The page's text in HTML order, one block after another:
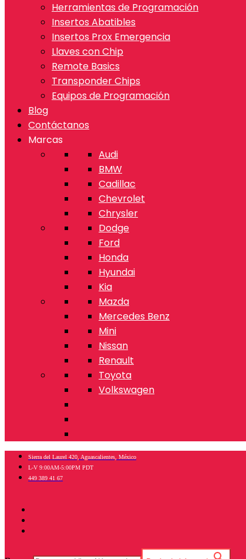
Herramientas de Programación
Insertos Abatibles
Insertos Prox Emergencia
Llaves con Chip
Remote Basics
Transponder Chips
Equipos de Programación
Blog
Contáctanos
Marcas
Audi
BMW
Cadillac
Chevrolet
Chrysler
Dodge
Ford
Honda
Hyundai
Kia
Mazda
Mercedes Benz
Mini
Nissan
Renault
Toyota
Volkswagen
Sierra del Laurel 420, Aguascalientes, México
L-V 9:00AM-5:00PM PDT
449 389 41 67